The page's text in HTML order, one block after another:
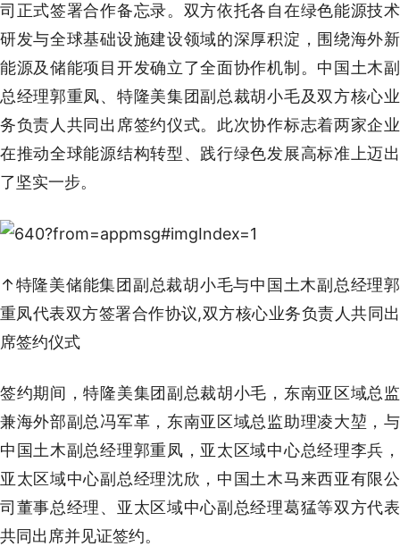
司正式签署合作备忘录。双方依托各自在绿色能源技术
研发与全球基础设施建设领域的深厚积淀，围绕海外新
能源及储能项目开发确立了全面协作机制。中国土木副
总经理郭重凤、特隆美集团副总裁胡小毛及双方核心业
务负责人共同出席签约仪式。此次协作标志着两家企业
在推动全球能源结构转型、践行绿色发展高标准上迈出
了坚实一步。
↑特隆美储能集团副总裁胡小毛与中国土木副总经理郭
重凤代表双方签署合作协议,双方核心业务负责人共同出
席签约仪式
签约期间，特隆美集团副总裁胡小毛，东南亚区域总监
兼海外部副总冯军革，东南亚区域总监助理凌大堃，与
中国土木副总经理郭重凤，亚太区域中心总经理李兵，
亚太区域中心副总经理沈欣，中国土木马来西亚有限公
司董事总经理、亚太区域中心副总经理葛猛等双方代表
共同出席并见证签约。